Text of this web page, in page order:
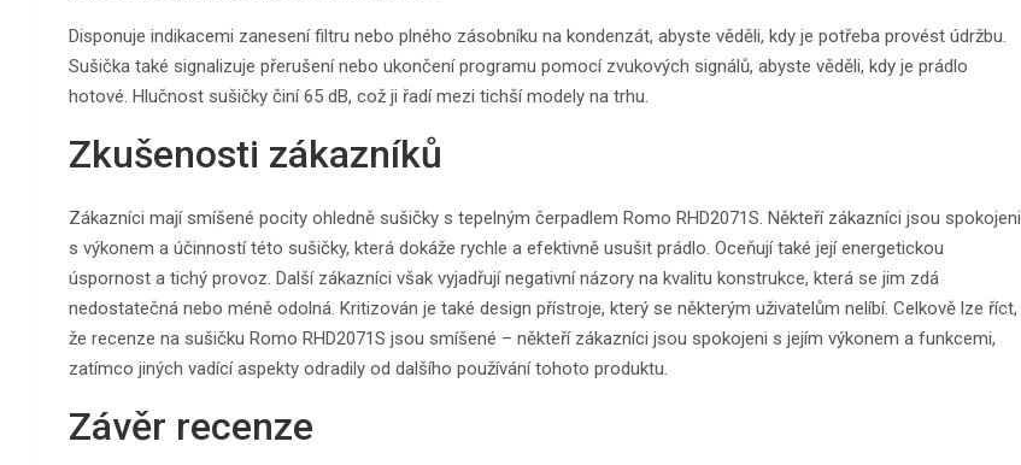
Disponuje indikacemi zanesení filtru nebo plného zásobníku na kondenzát, abyste věděli, kdy je potřeba provést údržbu.
Sušička také signalizuje přerušení nebo ukončení programu pomocí zvukových signálů, abyste věděli, kdy je prádlo
hotové. Hlučnost sušičky činí 65 dB, což ji řadí mezi tichší modely na trhu.
Zkušenosti zákazníků
Zákazníci mají smíšené pocity ohledně sušičky s tepelným čerpadlem Romo RHD2071S. Někteří zákazníci jsou spokojeni
s výkonem a účinností této sušičky, která dokáže rychle a efektivně usušit prádlo. Oceňují také její energetickou
úspornost a tichý provoz. Další zákazníci však vyjadřují negativní názory na kvalitu konstrukce, která se jim zdá
nedostatečná nebo méně odolná. Kritizován je také design přístroje, který se některým uživatelům nelíbí. Celkově lze říct,
že recenze na sušičku Romo RHD2071S jsou smíšené – někteří zákazníci jsou spokojeni s jejím výkonem a funkcemi,
zatímco jiných vadící aspekty odradily od dalšího používání tohoto produktu.
Závěr recenze